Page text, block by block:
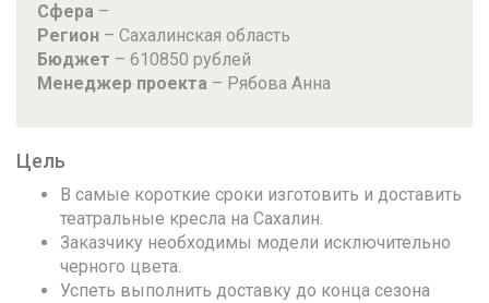
Сфера –
Регион – Сахалинская область
Бюджет – 610850 рублей
Менеджер проекта – Рябова Анна
Цель
В самые короткие сроки изготовить и доставить
театральные кресла на Сахалин.
Заказчику необходимы модели исключительно
черного цвета.
Успеть выполнить доставку до конца сезона